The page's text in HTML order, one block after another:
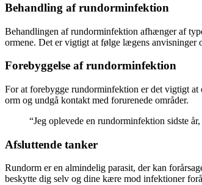
Behandling af rundorminfektion
Behandlingen af rundorminfektion afhænger af
ormene. Det er vigtigt at følge lægens anvisninger
Forebyggelse af rundorminfektion
For at forebygge rundorminfektion er det vigtigt
orm og undgå kontakt med forurenede områder.
“Jeg oplevede en rundorminfektion sidste
Afsluttende tanker
Rundorm er en almindelig parasit, der kan
beskytte dig selv og dine kære mod infektioner